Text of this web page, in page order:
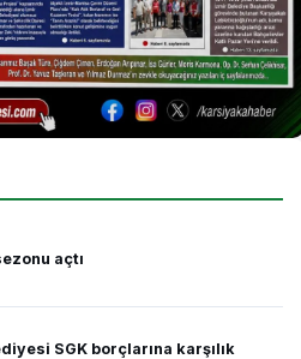
açtı
SGK borçlarına karşılık